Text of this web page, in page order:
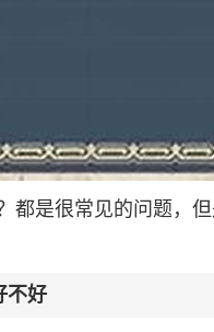
都是很常见的问题，
不好